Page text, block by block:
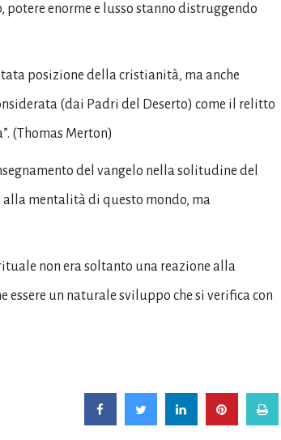
potere enorme e lusso stanno distruggendo
posizione della cristianità, ma anche
(dai Padri del Deserto) come il relitto
(Thomas Merton)
del vangelo nella solitudine del
alla mentalità di questo mondo, ma
non era soltanto una reazione alla
un naturale sviluppo che si verifica con